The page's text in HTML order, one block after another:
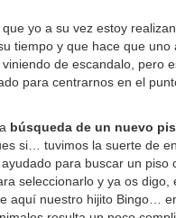
yo a su vez estoy
tiempo y que hace que uno
de escandalo, pero
para centrarnos en el
búsqueda de un nuevo
si… tuvimos la suerte de
para buscar un piso
seleccionarlo y ya os digo,
aquí nuestro hijito Bingo…